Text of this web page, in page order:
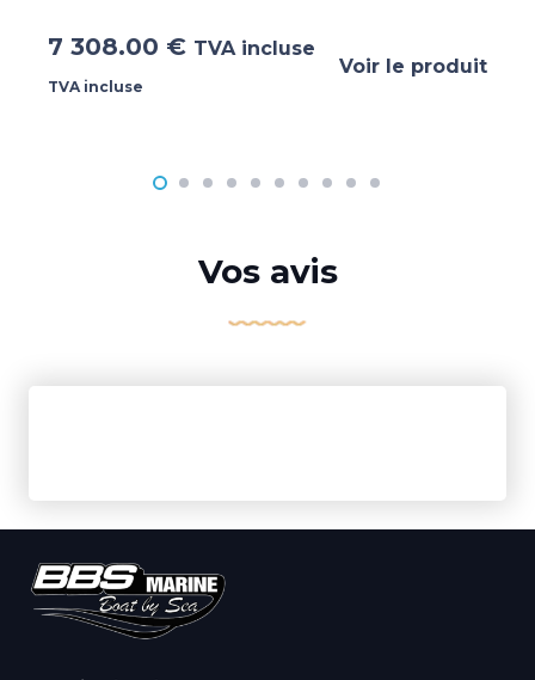
7 308.00 € TVA incluse
TVA incluse
Voir le produit
Vos avis